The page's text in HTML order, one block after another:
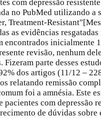
com depressão
no PubMed utilizando a
Treatment-
as evidências
encontrados inicialmente
revisão, nenhum
Fizeram parte desses
dos artigos (11/12 –
relatando remissão
foi a amnésia. Este
pacientes com depressão
de dúvidas